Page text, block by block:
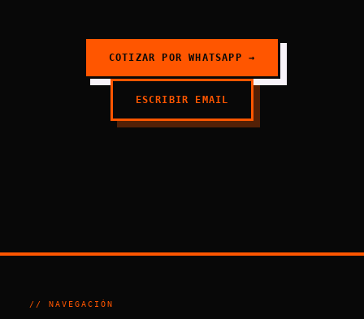
COTIZAR POR WHATSAPP →
ESCRIBIR EMAIL
// NAVEGACIÓN